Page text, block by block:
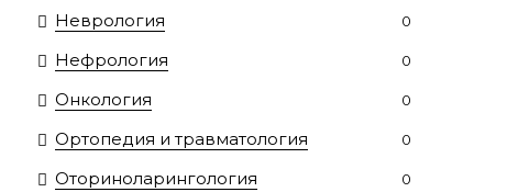
Неврология 0
Нефрология 0
Онкология 0
Ортопедия и травматология 0
Оториноларингология 0